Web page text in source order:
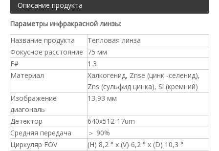
Описание продукта
Параметры инфракрасной линзы:
Название продукта
Тепловая линза
Фокусное расстояние 75 мм
F#
1.3
Материал
Халкогенид, Znse (цинк -селенид),
Zns (сульфид цинка), Si (кремний)
Изображение
диагональ
13,93 мм
Детектор
640x512-17um
Средняя передача
＞ 90%
Циркуляр FOV
(H) 8,2 ° x (V) 6,2 ° x (D) 10,3 °